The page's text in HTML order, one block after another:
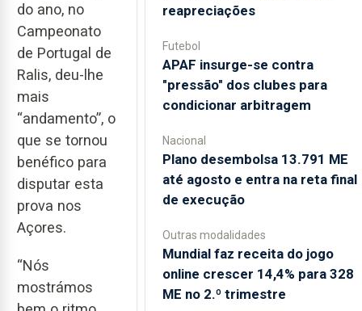
do ano, no
Campeonato
de Portugal de
Ralis, deu-lhe
mais
“andamento”, o
que se tornou
benéfico para
disputar esta
prova nos
Açores.
“Nós
mostrámos
reapreciações
Futebol
APAF insurge-se contra
"pressão" dos clubes para
condicionar arbitragem
Nacional
Plano desembolsa 13.791 ME
até agosto e entra na reta final
de execução
Outras modalidades
Mundial faz receita do jogo
online crescer 14,4% para 328
ME no 2.º trimestre